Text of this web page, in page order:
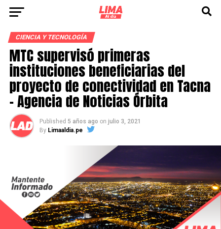
CIENCIA Y TECNOLOGÍA
MTC supervisó primeras
instituciones beneficiarias del
proyecto de conectividad en Tacna
– Agencia de Noticias Órbita
Published 5 años ago on julio 3, 2021
By Limaaldia.pe